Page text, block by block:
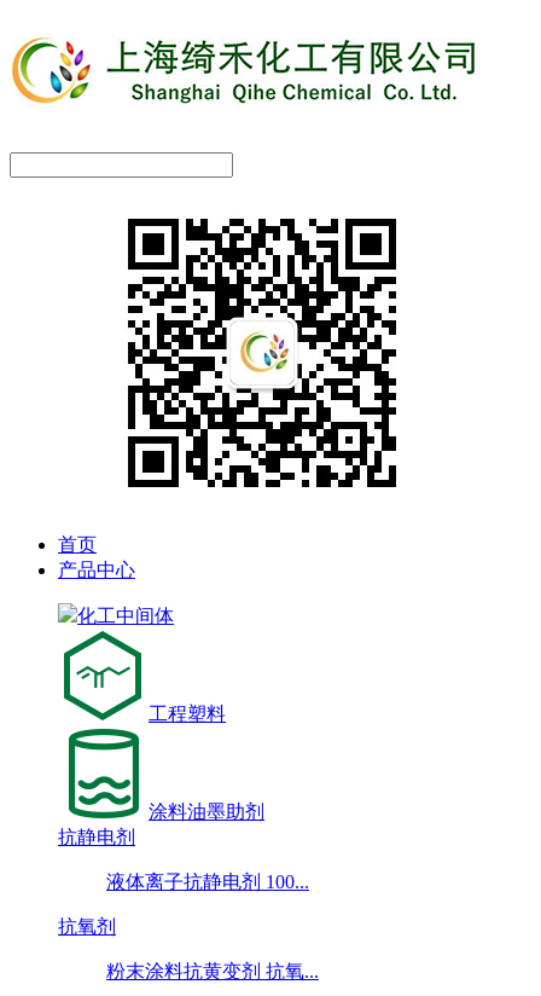
首页
产品中心
化工中间体
工程塑料
涂料油墨助剂
抗静电剂
液体离子抗静电剂 100...
抗氧剂
粉末涂料抗黄变剂 抗氧...